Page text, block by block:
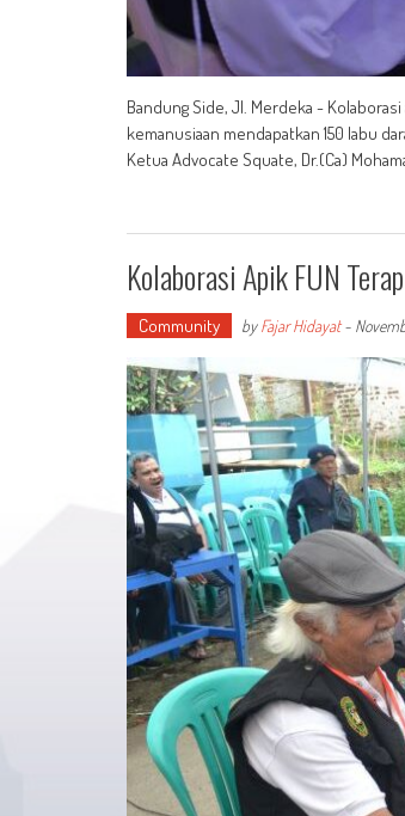
Bandung Side, Jl. Merdeka -
kemanusiaan mendapatkan 150 labu
Ketua Advocate Squate, Dr.(Ca)
Kolaborasi Apik FUN
Community byFajar Hidayat-